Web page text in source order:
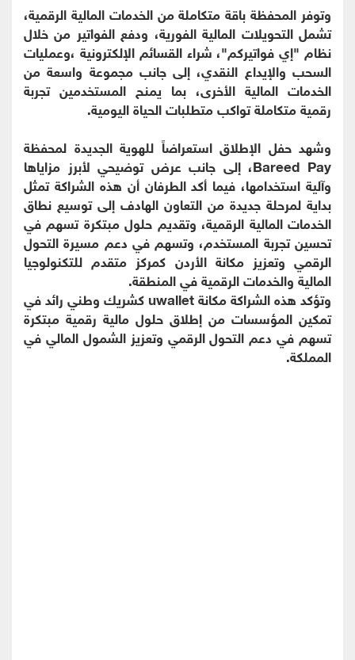
وتوفر المحفظة باقة متكاملة من الخدمات المالية الرقمية،
تشمل التحويلات المالية الفورية، ودفع الفواتير من خلال
نظام "إي فواتيركم"، شراء القسائم الإلكترونية ،وعمليات
السحب والإيداع النقدي، إلى جانب مجموعة واسعة من
الخدمات المالية الأخرى، بما يمنح المستخدمين تجربة
رقمية متكاملة تواكب متطلبات الحياة اليومية.
وشهد حفل الإطلاق استعراضاً للهوية الجديدة لمحفظة
Bareed Pay، إلى جانب عرض توضيحي لأبرز مزاياها
وآلية استخدامها، فيما أكد الطرفان أن هذه الشراكة تمثل
بداية لمرحلة جديدة من التعاون الهادف إلى توسيع نطاق
الخدمات المالية الرقمية، وتقديم حلول مبتكرة تسهم في
تحسين تجربة المستخدم، وتسهم في دعم مسيرة التحول
الرقمي وتعزيز مكانة الأردن كمركز متقدم للتكنولوجيا
المالية والخدمات الرقمية في المنطقة.
وتؤكد هذه الشراكة مكانة uwallet كشريك وطني رائد في
تمكين المؤسسات من إطلاق حلول مالية رقمية مبتكرة
تسهم في دعم التحول الرقمي وتعزيز الشمول المالي في
المملكة.